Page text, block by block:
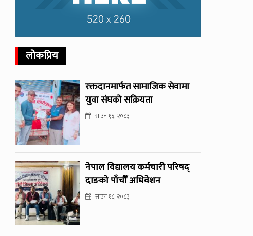
लोकप्रिय
रक्तदानमार्फत सामाजिक सेवामा
युवा संघको सक्रियता
साउन १६, २०८३
नेपाल विद्यालय कर्मचारी परिषद्
दाङको पाँचौँ अधिवेशन
साउन १८, २०८३